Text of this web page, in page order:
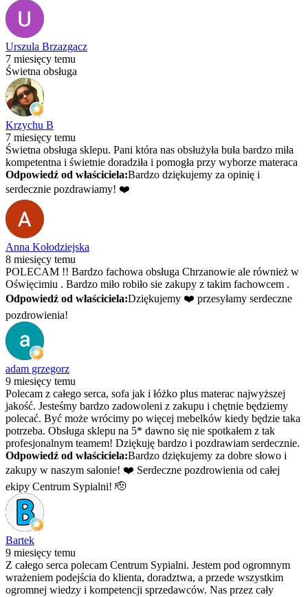
Urszula Brzazgacz
7 miesięcy temu
Świetna obsługa
Krzychu B
7 miesięcy temu
Świetna obsługa sklepu. Pani która nas obsłużyła buła bardzo miła
kompetentna i świetnie doradziła i pomogła przy wyborze materaca
Odpowiedź od właściciela:Bardzo dziękujemy za opinię i
serdecznie pozdrawiamy! ❤️
Anna Kołodziejska
8 miesięcy temu
POLECAM !! Bardzo fachowa obsługa Chrzanowie ale również w
Oświęcimiu . Bardzo miło robiło sie zakupy z takim fachowcem .
Odpowiedź od właściciela:Dziękujemy ❤️ przesyłamy serdeczne
pozdrowienia!
adam grzegorz
9 miesięcy temu
Polecam z całego serca, sofa jak i łóżko plus materac najwyższej
jakość. Jesteśmy bardzo zadowoleni z zakupu i chętnie będziemy
polecać. Być może wrócimy po więcej mebelków kiedy będzie taka
potrzeba. Obsługa sklepu na 5* dawno się nie spotkałem z tak
profesjonalnym teamem! Dziękuję bardzo i pozdrawiam serdecznie.
Odpowiedź od właściciela:Bardzo dziękujemy za dobre słowo i
zakupy w naszym salonie! ❤️ Serdeczne pozdrowienia od całej
ekipy Centrum Sypialni! 🫡
Bartek
9 miesięcy temu
Z całego serca polecam Centrum Sypialni. Jestem pod ogromnym
wrażeniem podejścia do klienta, doradztwa, a przede wszystkim
ogromnej wiedzy i kompetencji sprzedawców. Nas przez cały